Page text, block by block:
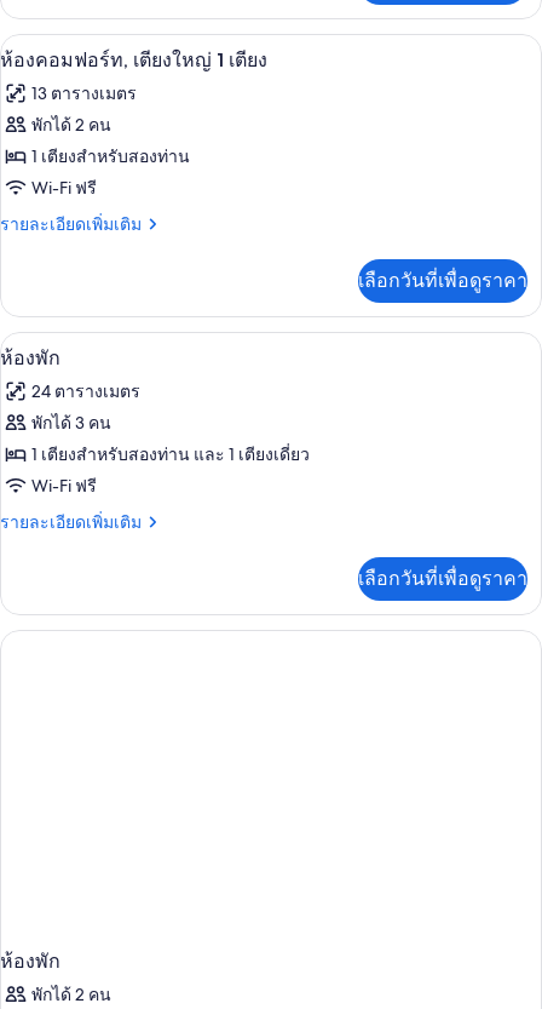
เกี่ยว
กับ
ห้อง
เปิด
ภาพถ่าย
ทั้งหมด
ของ
ห้อง
คอมฟอร์ท,
ใหญ่
เตียง
ห้องคอมฟอร์ท, เตียงใหญ่ 1 เตียง | เ
6
ห้องคอมฟอร์ท, เตียงใหญ่ 1 เตียง
13 ตารางเมตร
พักได้ 2 คน
1 เตียงสำหรับสองท่าน
Wi-Fi ฟรี
รายละเอียดเพิ่มเติม
ราย
เกี่ยว
กับ
ห้อง
เตียง
ใหญ่
เตียง
เลือกวันที่เพื่อดูราคา
เปิด
ภาพถ่าย
ทั้งหมด
ของ
ห้อง
พัก
ห้องพัก | เครื่องนอนระดับพรีเมียม, โ
4
ห้องพัก
24 ตารางเมตร
พักได้ 3 คน
1 เตียงสำหรับสองท่าน และ 1 เตียงเดี่ยว
Wi-Fi ฟรี
รายละเอียดเพิ่มเติม
ราย
เกี่ยว
กับ
ห้อง
เลือกวันที่เพื่อดูราคา
ห้องพัก
พักได้ 2 คน